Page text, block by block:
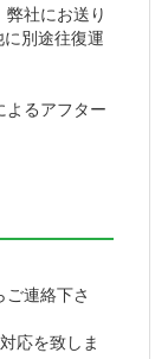
社にお送り
別途往復運
よるアフター
連絡下さ
応を致しま